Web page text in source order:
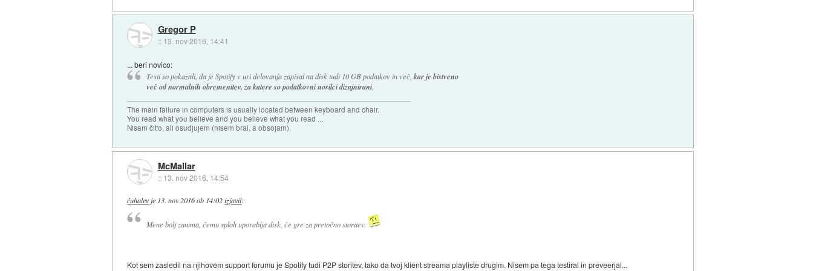
Gregor P
:: 13. nov 2016, 14:41
... beri novico:
Testi so pokazali, da je Spotify v uri delovanja zapisal na disk tudi 10 GB podatkov in več, kar je bistveno
več od normalnih obremenitev, za katere so podatkovni nosilci dizajnirani.
The main failure in computers is usually located between keyboard and chair.
You read what you believe and you believe what you read ...
Nisam čit'o, ali osudjujem (nisem bral, a obsojam).
McMallar
:: 13. nov 2016, 14:54
čuhalevje 13. nov 2016 ob 14:02 izjavil:
Mene bolj zanima, čemu sploh uporablja disk, če gre za pretočno storitev.
Kot sem zasledil na njihovem support forumu je Spotify tudi P2P storitev, tako da tvoj klient streama playliste drugim. Nisem pa tega testiral in preveerjal...